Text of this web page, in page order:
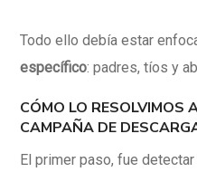
Todo ello debía estar
específico: padres, tíos y
CÓMO LO RESOLVIMOS
CAMPAÑA DE
El primer paso, fue